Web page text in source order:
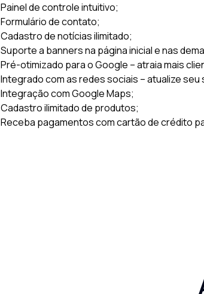
Painel de controle intuitivo;
Formulário de contato;
Cadastro de notícias ilimitado;
Suporte a banners na página inicial e nas
Pré-otimizado para o Google – atraia mais
Integrado com as redes sociais – atualize
Integração com Google Maps;
Cadastro ilimitado de produtos;
Receba pagamentos com cartão de crédito